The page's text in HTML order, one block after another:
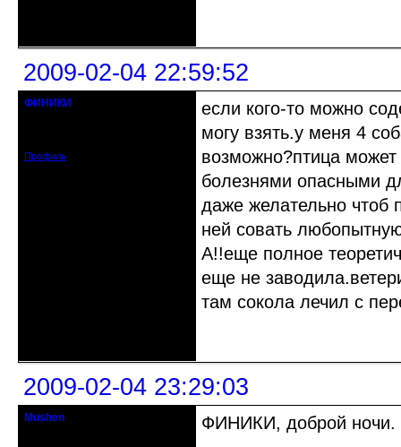
2009-02-04 22:59:52
ФИНИКИ
Профиль
если кого-то можно
могу взять.у меня 4
возможно?птица
болезнями опасными
даже желательно чтоб
ней совать
А!!еще полное
еще не
там сокола лечил с
2009-02-04 23:29:03
Mushen ФИНИКИ, доброй ночи.